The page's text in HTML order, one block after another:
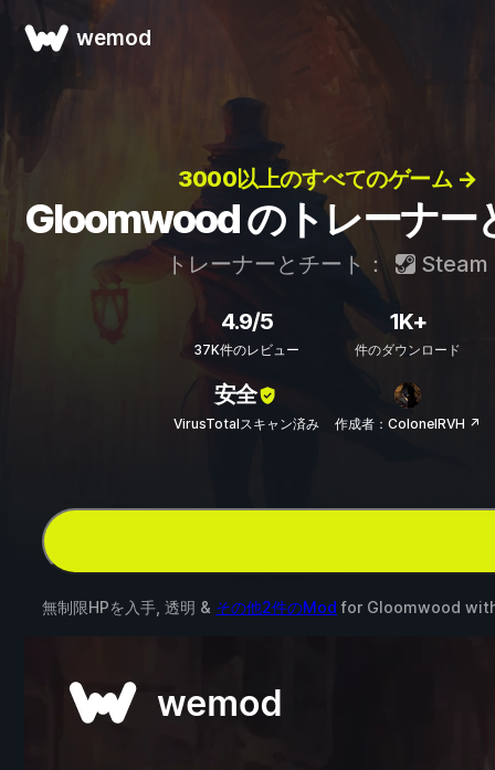
wemod
3000以上のすべてのゲーム →
Gloomwood のトレーナー
トレーナーとチート： Steam
4.9/5
37K件のレビュー
1K+
件のダウンロード
安全
VirusTotalスキャン済み 作成者：ColonelRVH ↗
無制限HPを入手, 透明 & その他2件のMod for Gloomwood